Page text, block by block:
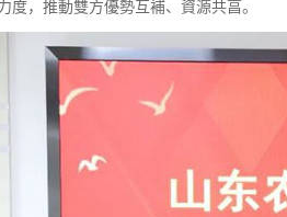
度，推動雙方優勢互補、資源共亯。